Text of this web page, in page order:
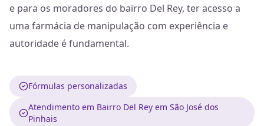
e para os moradores do bairro Del Rey, ter acesso a
uma farmácia de manipulação com experiência e
autoridade é fundamental.
Fórmulas personalizadas
Atendimento em Bairro Del Rey em São José dos
Pinhais